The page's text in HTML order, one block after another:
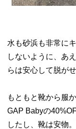
水も砂浜も非常に
しないように、あ
らは安心して脱が
もともと靴から服
GAP Babyの
したし、靴は安物